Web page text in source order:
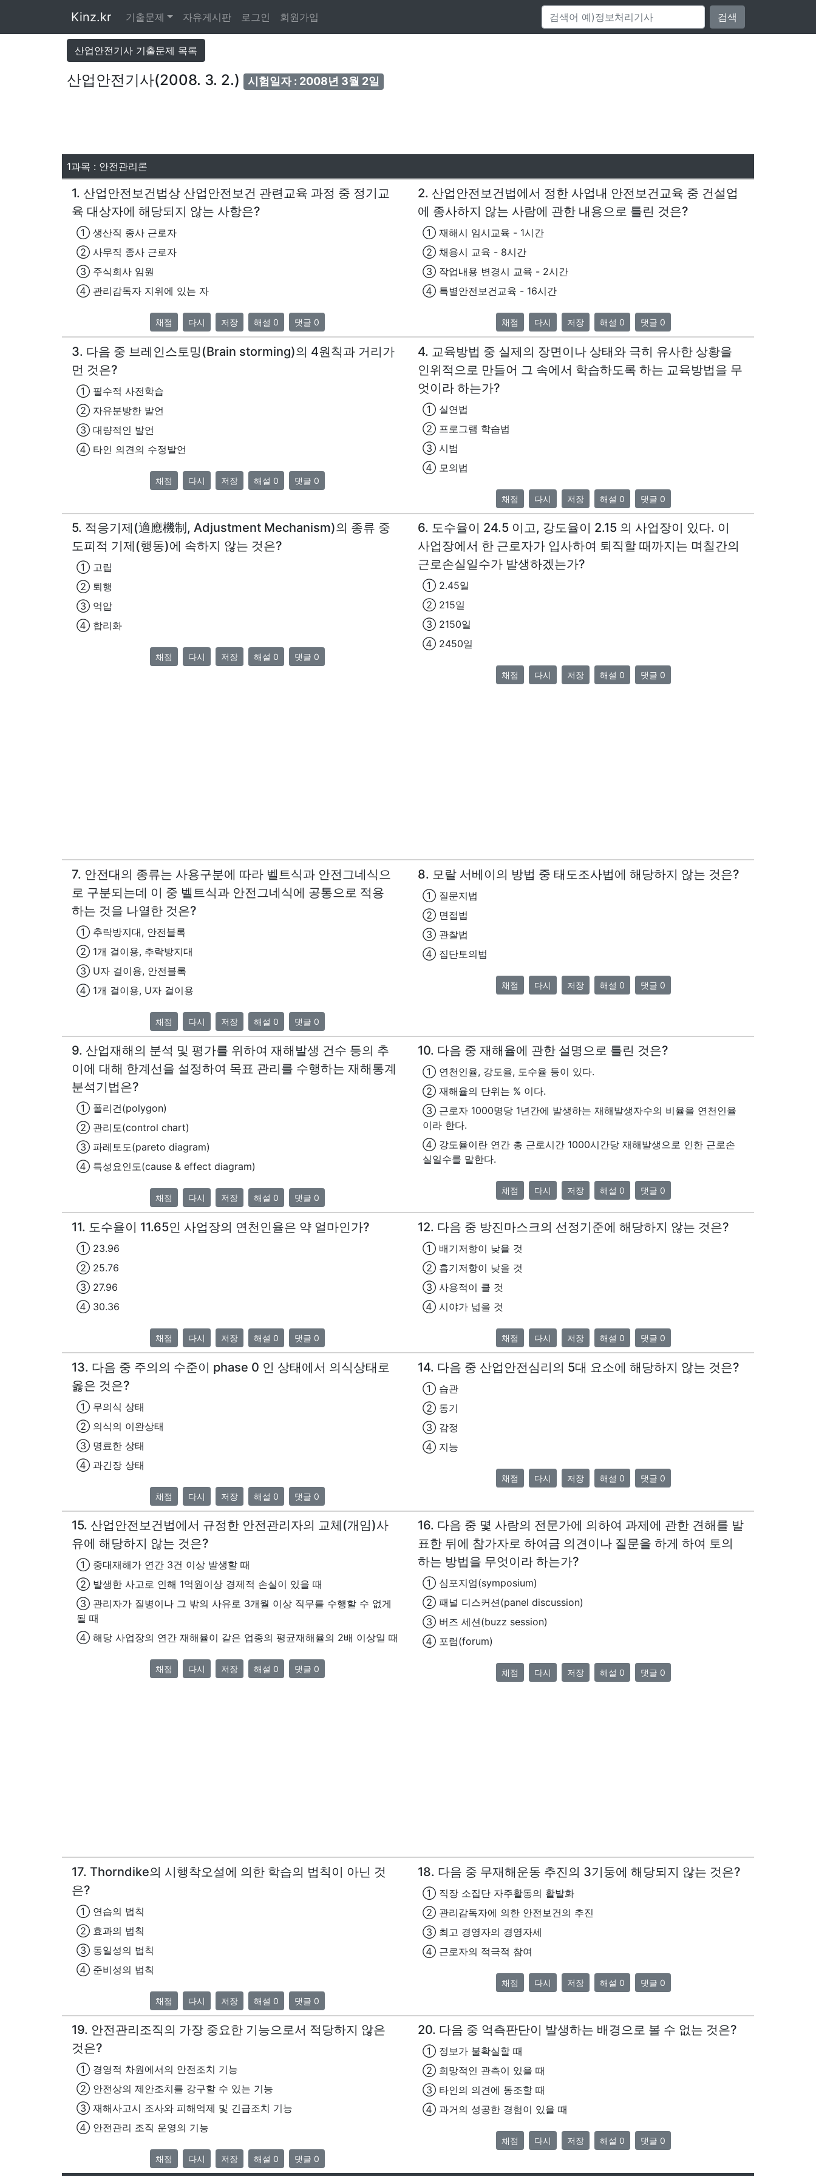
Kinz.kr 기출문제 자유게시판 로그인 회원가입 검색
산업안전기사 기출문제 목록
산업안전기사(2008. 3. 2.) 시험일자 : 2008년 3월 2일
1과목 : 안전관리론
1. 산업안전보건법상 산업안전보건 관련교육 과정 중 정기교
육 대상자에 해당되지 않는 사항은?
① 생산직 종사 근로자
② 사무직 종사 근로자
③ 주식회사 임원
④ 관리감독자 지위에 있는 자
채점 다시 저장 해설 0 댓글 0
2. 산업안전보건법에서 정한 사업내 안전보건교육 중 건설업
에 종사하지 않는 사람에 관한 내용으로 틀린 것은?
① 재해시 임시교육 - 1시간
② 채용시 교육 - 8시간
③ 작업내용 변경시 교육 - 2시간
④ 특별안전보건교육 - 16시간
채점 다시 저장 해설 0 댓글 0
3. 다음 중 브레인스토밍(Brain storming)의 4원칙과 거리가
먼 것은?
① 필수적 사전학습
② 자유분방한 발언
③ 대량적인 발언
④ 타인 의견의 수정발언
채점 다시 저장 해설 0 댓글 0
4. 교육방법 중 실제의 장면이나 상태와 극히 유사한 상황을
인위적으로 만들어 그 속에서 학습하도록 하는 교육방법을 무
엇이라 하는가?
① 실연법
② 프로그램 학습법
③ 시범
④ 모의법
채점 다시 저장 해설 0 댓글 0
5. 적응기제(適應機制, Adjustment Mechanism)의 종류 중
도피적 기제(행동)에 속하지 않는 것은?
① 고립
② 퇴행
③ 억압
④ 합리화
채점 다시 저장 해설 0 댓글 0
6. 도수율이 24.5 이고, 강도율이 2.15 의 사업장이 있다. 이
사업장에서 한 근로자가 입사하여 퇴직할 때까지는 며칠간의
근로손실일수가 발생하겠는가?
① 2.45일
② 215일
③ 2150일
④ 2450일
채점 다시 저장 해설 0 댓글 0
7. 안전대의 종류는 사용구분에 따라 벨트식과 안전그네식으
로 구분되는데 이 중 벨트식과 안전그네식에 공통으로 적용
하는 것을 나열한 것은?
① 추락방지대, 안전블록
② 1개 걸이용, 추락방지대
③ U자 걸이용, 안전블록
④ 1개 걸이용, U자 걸이용
채점 다시 저장 해설 0 댓글 0
8. 모랄 서베이의 방법 중 태도조사법에 해당하지 않는 것은?
① 질문지법
② 면접법
③ 관찰법
④ 집단토의법
채점 다시 저장 해설 0 댓글 0
9. 산업재해의 분석 및 평가를 위하여 재해발생 건수 등의 추
이에 대해 한계선을 설정하여 목표 관리를 수행하는 재해통계
분석기법은?
① 폴리건(polygon)
② 관리도(control chart)
③ 파레토도(pareto diagram)
④ 특성요인도(cause & effect diagram)
채점 다시 저장 해설 0 댓글 0
10. 다음 중 재해율에 관한 설명으로 틀린 것은?
① 연천인율, 강도율, 도수율 등이 있다.
② 재해율의 단위는 % 이다.
③ 근로자 1000명당 1년간에 발생하는 재해발생자수의 비율을 연천인율
이라 한다.
④ 강도율이란 연간 총 근로시간 1000시간당 재해발생으로 인한 근로손
실일수를 말한다.
채점 다시 저장 해설 0 댓글 0
11. 도수율이 11.65인 사업장의 연천인율은 약 얼마인가?
① 23.96
② 25.76
③ 27.96
④ 30.36
채점 다시 저장 해설 0 댓글 0
12. 다음 중 방진마스크의 선정기준에 해당하지 않는 것은?
① 배기저항이 낮을 것
② 흡기저항이 낮을 것
③ 사용적이 클 것
④ 시야가 넓을 것
채점 다시 저장 해설 0 댓글 0
13. 다음 중 주의의 수준이 phase 0 인 상태에서 의식상태로
옳은 것은?
① 무의식 상태
② 의식의 이완상태
③ 명료한 상태
④ 과긴장 상태
채점 다시 저장 해설 0 댓글 0
14. 다음 중 산업안전심리의 5대 요소에 해당하지 않는 것은?
① 습관
② 동기
③ 감정
④ 지능
채점 다시 저장 해설 0 댓글 0
15. 산업안전보건법에서 규정한 안전관리자의 교체(개임)사
유에 해당하지 않는 것은?
① 중대재해가 연간 3건 이상 발생할 때
② 발생한 사고로 인해 1억원이상 경제적 손실이 있을 때
③ 관리자가 질병이나 그 밖의 사유로 3개월 이상 직무를 수행할 수 없게
될 때
④ 해당 사업장의 연간 재해율이 같은 업종의 평균재해율의 2배 이상일 때
채점 다시 저장 해설 0 댓글 0
16. 다음 중 몇 사람의 전문가에 의하여 과제에 관한 견해를 발
표한 뒤에 참가자로 하여금 의견이나 질문을 하게 하여 토의
하는 방법을 무엇이라 하는가?
① 심포지엄(symposium)
② 패널 디스커션(panel discussion)
③ 버즈 세션(buzz session)
④ 포럼(forum)
채점 다시 저장 해설 0 댓글 0
17. Thorndike의 시행착오설에 의한 학습의 법칙이 아닌 것
은?
① 연습의 법칙
② 효과의 법칙
③ 동일성의 법칙
④ 준비성의 법칙
채점 다시 저장 해설 0 댓글 0
18. 다음 중 무재해운동 추진의 3기둥에 해당되지 않는 것은?
① 직장 소집단 자주활동의 활발화
② 관리감독자에 의한 안전보건의 추진
③ 최고 경영자의 경영자세
④ 근로자의 적극적 참여
채점 다시 저장 해설 0 댓글 0
19. 안전관리조직의 가장 중요한 기능으로서 적당하지 않은
것은?
① 경영적 차원에서의 안전조치 기능
② 안전상의 제안조치를 강구할 수 있는 기능
③ 재해사고시 조사와 피해억제 및 긴급조치 기능
④ 안전관리 조직 운영의 기능
채점 다시 저장 해설 0 댓글 0
20. 다음 중 억측판단이 발생하는 배경으로 볼 수 없는 것은?
① 정보가 불확실할 때
② 희망적인 관측이 있을 때
③ 타인의 의견에 동조할 때
④ 과거의 성공한 경험이 있을 때
채점 다시 저장 해설 0 댓글 0